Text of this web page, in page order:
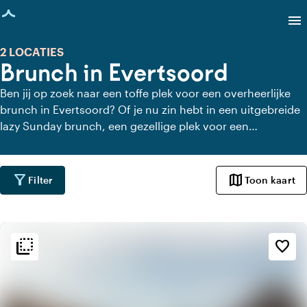
geladen
menu
Brunch in Evertsoord
2 LOCATIES
Ben jij op zoek naar een toffe plek voor een overheerlijke
brunch in Evertsoord? Of je nu zin hebt in een uitgebreide
lazy Sunday brunch, een gezellige plek voor een
afspraak, in Evertsoord vind je het allemaal. Laat je
verleiden door smaakvolle gerechten, versgezette koffie en
een ontspannen sfeer.
filter_alt Filter map Toon kaart
flip_to_back favorite_border
flip_to_back Sfeer en esthetiek
home
Huiselijk
landscape
Landelijk